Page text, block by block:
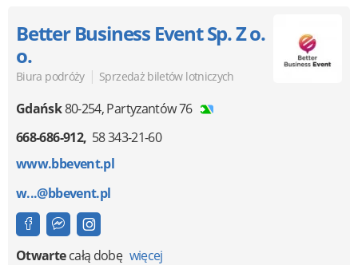
Better Business Event Sp. Z o.
o.
Biura podróży | Sprzedaż biletów lotniczych
Gdańsk80-254,Partyzantów 76
668-686-912 58 343-21-60
www.bbevent.pl
w...@bbevent.pl
Otwartecałą dobę więcej